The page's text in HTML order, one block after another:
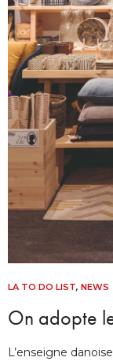
LA TO DO LIST, NEWS
On adopte
L’enseigne